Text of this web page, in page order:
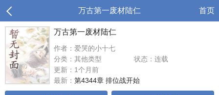
万古第一废材陆仁 首页
万古第一废材陆仁
作者：爱哭的小十七
分类：其他类型
状态：连载
更新：1个月前
最新： 第4344章 排位战开始